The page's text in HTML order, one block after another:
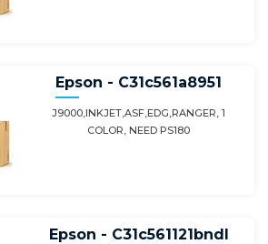
Epson - C31c561a8951
J9000,INKJET,ASF,EDG,RANGER, 1
COLOR, NEED PS180
Epson - C31c561121bndl